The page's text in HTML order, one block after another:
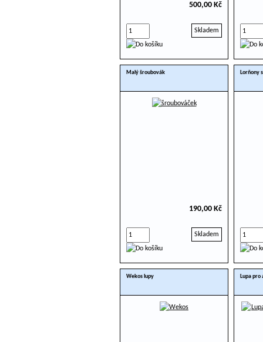
500,00 Kč
Skladem
Malý šroubovák
190,00 Kč
Skladem
Lorňony
Wekos lupy Lupa pro